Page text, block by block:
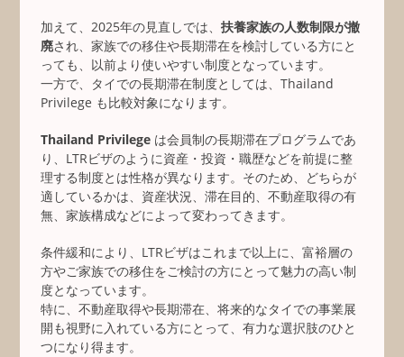
加えて、2025年の見直しでは、 扶養家族の人数制限が撤
廃され、家族での移住や長期滞在を検討している方にと
っても、以前より使いやすい制度となっています。
一方で、タイでの長期滞在制度としては、Thailand
Privilege も比較対象になります。
Thailand Privilegeは会員制の長期滞在プログラムであ
り、LTRビザのように資産・投資・職歴などを前提に整
理する制度とは性格が異なります。そのため、どちらが
適しているかは、資産状況、滞在目的、不動産取得の有
無、家族構成などによって変わってきます。
条件緩和により、LTRビザはこれまで以上に、富裕層の
方やご家族での移住をご検討の方にとって魅力の高い制
度となっています。
特に、不動産取得や長期滞在、将来的なタイでの事業展
開も視野に入れている方にとって、有力な選択肢のひと
つになり得ます。